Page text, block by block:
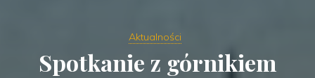
Aktualności
Spotkanie z górnikiem